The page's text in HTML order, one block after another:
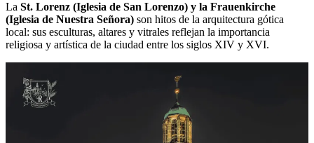
La St. Lorenz (Iglesia de San Lorenzo) y la Frauenkirche
(Iglesia de Nuestra Señora) son hitos de la arquitectura gótica
local: sus esculturas, altares y vitrales reflejan la importancia
religiosa y artística de la ciudad entre los siglos XIV y XVI.